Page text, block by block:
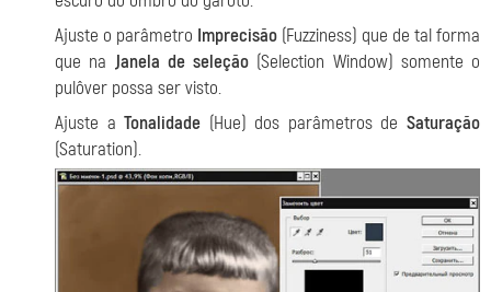
Ajuste o parâmetro Imprecisão (Fuzziness) que de tal forma
que na Janela de seleção (Selection Window) somente o
pulôver possa ser visto.
Ajuste aTonalidade (Hue) dos parâmetros deSaturação
(Saturation).